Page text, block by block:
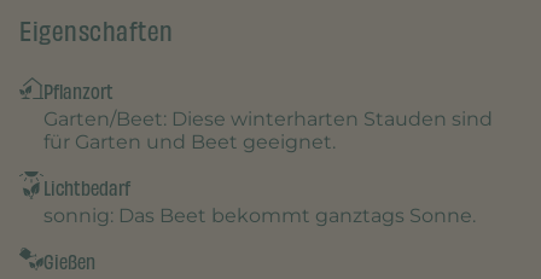
Eigenschaften
Pflanzort
Garten/Beet: Diese winterharten Stauden sind
für Garten und Beet geeignet.
Lichtbedarf
sonnig: Das Beet bekommt ganztags Sonne.
Gießen